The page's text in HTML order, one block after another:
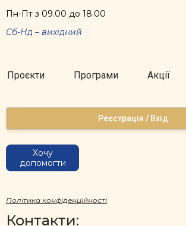
Пн-Пт з 09.00 до 18.00
Сб-Нд – вихідний
Проєкти Програми Акції
Реєстрація / Вхід
Хочу
допомогти
Політика конфіденційності
Контакти: